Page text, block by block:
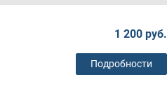
1 200 руб.
Подробности